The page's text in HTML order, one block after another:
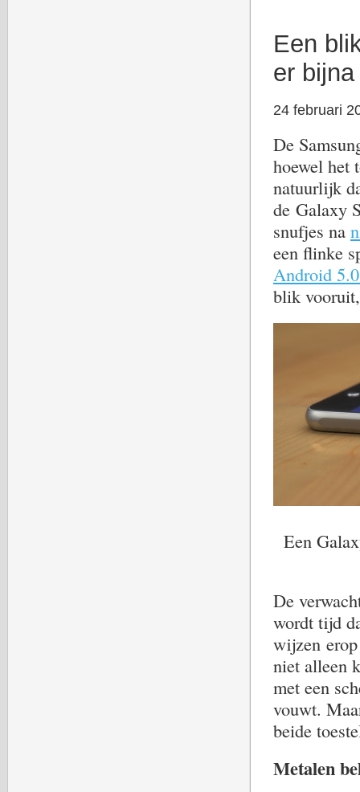
Een
er bijna
24 februari
De
hoewel het
natuurlijk
de Galaxy
snufjes na
een flinke
Android
blik vooruit,
Een
De
wordt tijd
wijzen
niet alleen
met een
vouwt.
beide
Metalen